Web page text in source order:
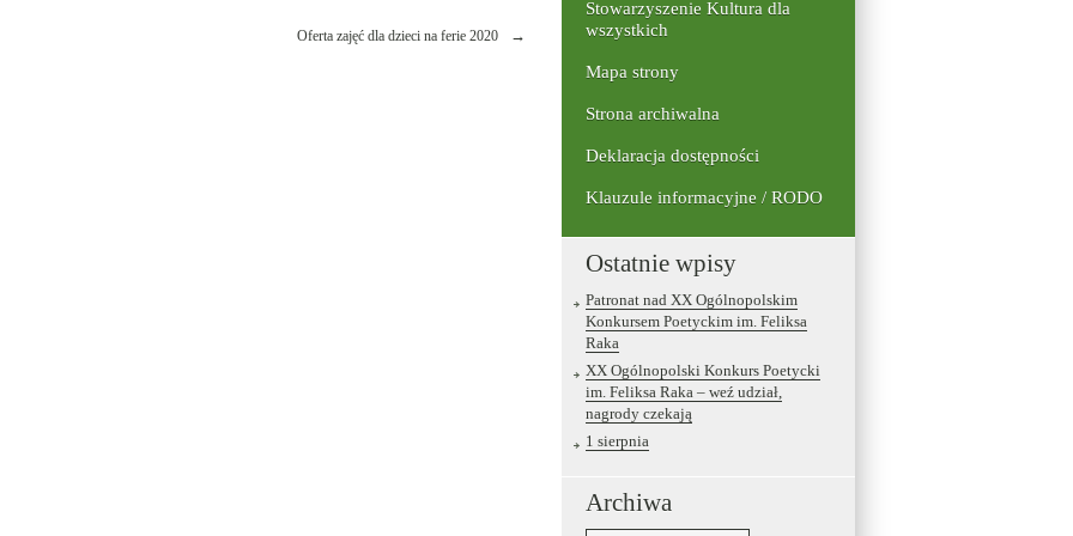
Oferta zajęć dla dzieci na ferie 2020
Stowarzyszenie Kultura dla
wszystkich
Mapa strony
Strona archiwalna
Deklaracja dostępności
Klauzule informacyjne / RODO
Ostatnie wpisy
Patronat nad XX Ogólnopolskim
Konkursem Poetyckim im. Feliksa
Raka
XX Ogólnopolski Konkurs Poetycki
im. Feliksa Raka – weź udział,
nagrody czekają
1 sierpnia
Archiwa